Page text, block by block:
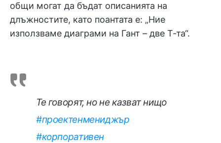
общи могат да бъдат описанията на
длъжностите, като поантата е: „Ние
използваме диаграми на Гант – две Т-та“.
Те говорят, но не казват нищо
#проектенмениджър
#корпоративен